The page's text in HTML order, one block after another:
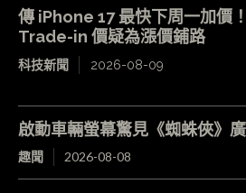
傳 iPhone 17 最快下周一加價
Trade-in 價疑為漲價鋪路
科技新聞 2026-08-09
啟動車輛螢幕驚見《蜘蛛俠》
趣聞 2026-08-08